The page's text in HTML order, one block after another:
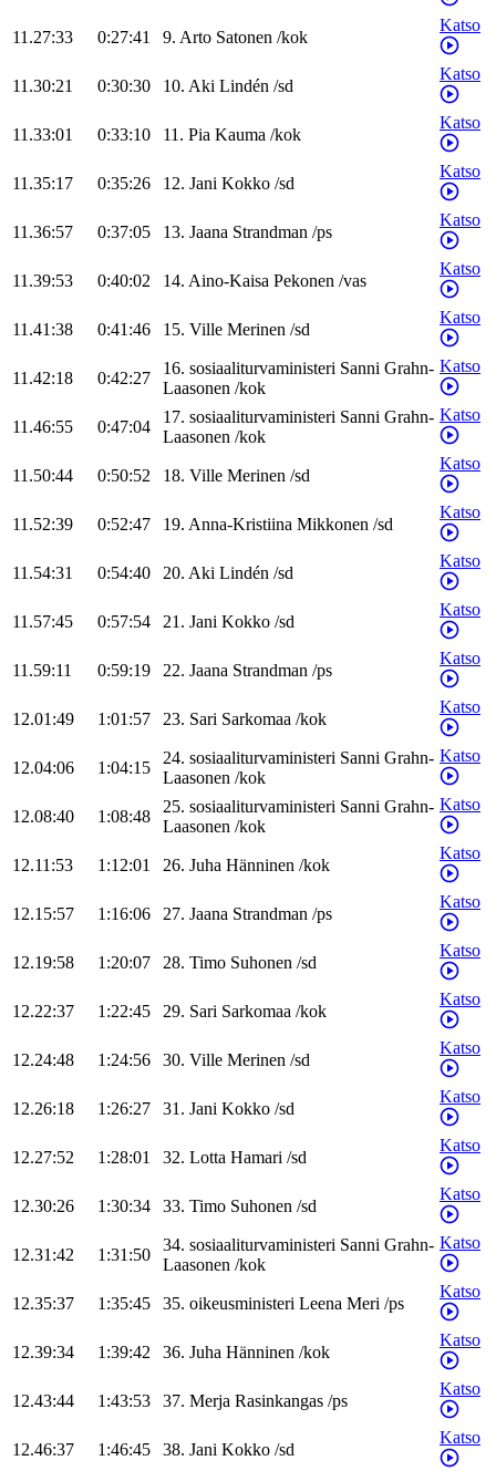
11.27:33 0:27:41 9. Arto Satonen /kok
Katso
11.30:21 0:30:30 10. Aki Lindén /sd
Katso
11.33:01 0:33:10 11. Pia Kauma /kok
Katso
11.35:17 0:35:26 12. Jani Kokko /sd
Katso
11.36:57 0:37:05 13. Jaana Strandman /ps
Katso
11.39:53 0:40:02 14. Aino-Kaisa Pekonen /vas
Katso
11.41:38 0:41:46 15. Ville Merinen /sd
Katso
11.42:18 0:42:27
16. sosiaaliturvaministeri Sanni Grahn-
Laasonen /kok
Katso
11.46:55 0:47:04
17. sosiaaliturvaministeri Sanni Grahn-
Laasonen /kok
Katso
11.50:44 0:50:52 18. Ville Merinen /sd
Katso
11.52:39 0:52:47 19. Anna-Kristiina Mikkonen /sd
Katso
11.54:31 0:54:40 20. Aki Lindén /sd
Katso
11.57:45 0:57:54 21. Jani Kokko /sd
Katso
11.59:11 0:59:19 22. Jaana Strandman /ps
Katso
12.01:49 1:01:57 23. Sari Sarkomaa /kok
Katso
12.04:06 1:04:15
24. sosiaaliturvaministeri Sanni Grahn-
Laasonen /kok
Katso
12.08:40 1:08:48
25. sosiaaliturvaministeri Sanni Grahn-
Laasonen /kok
Katso
12.11:53 1:12:01 26. Juha Hänninen /kok
Katso
12.15:57 1:16:06 27. Jaana Strandman /ps
Katso
12.19:58 1:20:07 28. Timo Suhonen /sd
Katso
12.22:37 1:22:45 29. Sari Sarkomaa /kok
Katso
12.24:48 1:24:56 30. Ville Merinen /sd
Katso
12.26:18 1:26:27 31. Jani Kokko /sd
Katso
12.27:52 1:28:01 32. Lotta Hamari /sd
Katso
12.30:26 1:30:34 33. Timo Suhonen /sd
Katso
12.31:42 1:31:50
34. sosiaaliturvaministeri Sanni Grahn-
Laasonen /kok
Katso
12.35:37 1:35:45 35. oikeusministeri Leena Meri /ps
Katso
12.39:34 1:39:42 36. Juha Hänninen /kok
Katso
12.43:44 1:43:53 37. Merja Rasinkangas /ps
Katso
12.46:37 1:46:45 38. Jani Kokko /sd
Katso